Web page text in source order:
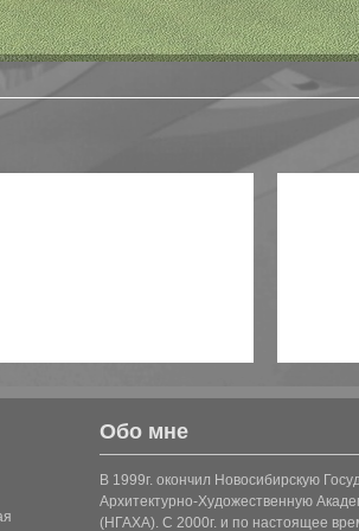
Обо мне
В 1999г. окончил Новосибирскую
Архитектурно-Художественную
(НГАХА). С 2000г. и по настоящее